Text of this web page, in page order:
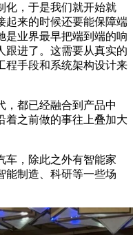
，于是我们就开始就
起来的时候还要能保障端
是业界最早把端到端的响
跟进了。这需要从真实的
程手段和系统架构设计来
都已经融合到产品中
着之前做的事往上叠加大
，除此之外有智能家
能制造、科研等一些场